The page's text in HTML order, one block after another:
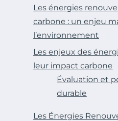
Les énergies
carbone : un enjeu
l’environnement
Les enjeux des
leur impact carbone
Évaluation et
durable
Les Énergies